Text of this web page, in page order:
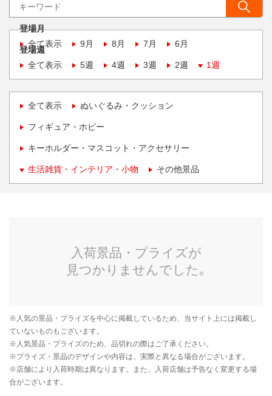
登場月
全て表示
9月 8月 7月 6月
登場週
全て表示
5週 4週 3週 2週 1週
全て表示 ぬいぐるみ・クッション
フィギュア・ホビー
キーホルダー・マスコット・アクセサリー
生活雑貨・インテリア・小物 その他景品